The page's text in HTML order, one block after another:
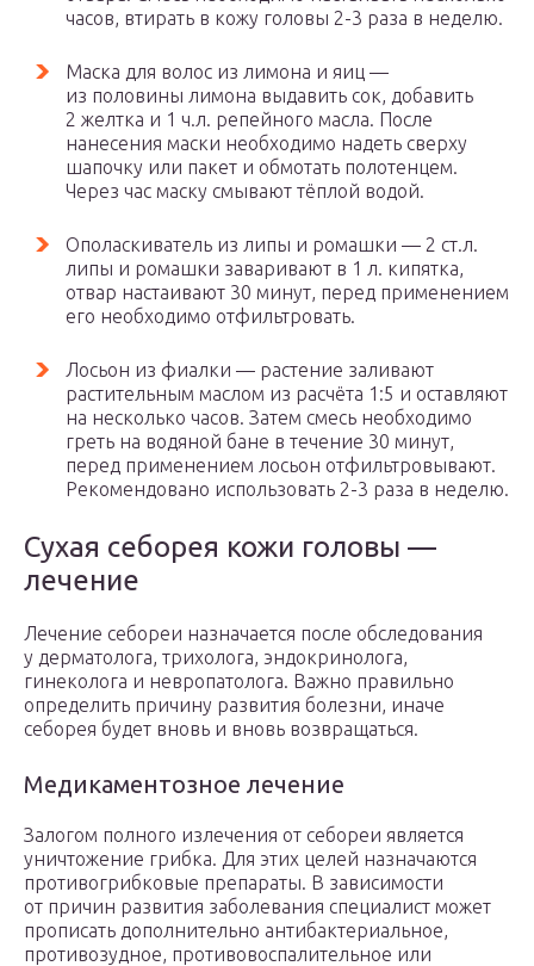
часов, втирать в кожу головы 2-3 раза в неделю.
Маска для волос из лимона и яиц —
из половины лимона выдавить сок, добавить
2 желтка и 1 ч.л. репейного масла. После
нанесения маски необходимо надеть сверху
шапочку или пакет и обмотать полотенцем.
Через час маску смывают тёплой водой.
Ополаскиватель из липы и ромашки — 2 ст.л.
липы и ромашки заваривают в 1 л. кипятка,
отвар настаивают 30 минут, перед применением
его необходимо отфильтровать.
Лосьон из фиалки — растение заливают
растительным маслом из расчёта 1:5 и оставляют
на несколько часов. Затем смесь необходимо
греть на водяной бане в течение 30 минут,
перед применением лосьон отфильтровывают.
Рекомендовано использовать 2-3 раза в неделю.
Сухая себорея кожи головы —
лечение
Лечение себореи назначается после обследования
у дерматолога, трихолога, эндокринолога,
гинеколога и невропатолога. Важно правильно
определить причину развития болезни, иначе
себорея будет вновь и вновь возвращаться.
Медикаментозное лечение
Залогом полного излечения от себореи является
уничтожение грибка. Для этих целей назначаются
противогрибковые препараты. В зависимости
от причин развития заболевания специалист может
прописать дополнительно антибактериальное,
противозудное, противовоспалительное или